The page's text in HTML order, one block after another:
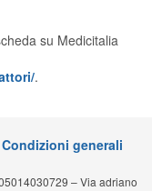
su Medicitalia
.
Condizioni generali
– Via adriano